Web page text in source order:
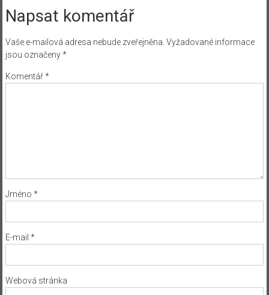
Napsat komentář
Vaše e-mailová adresa nebude zveřejněna. Vyžadované informace
jsou označeny*
Komentář*
Jméno *
E-mail *
Webová stránka